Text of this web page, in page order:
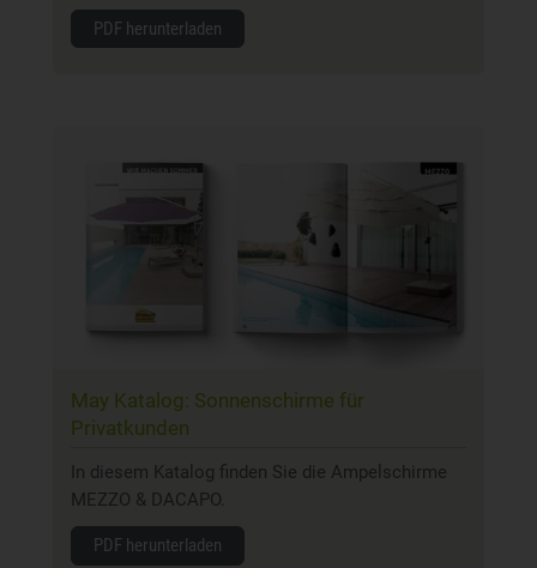
PDF herunterladen
May Katalog: Sonnenschirme für
Privatkunden
In diesem Katalog finden Sie die Ampelschirme
MEZZO & DACAPO.
PDF herunterladen